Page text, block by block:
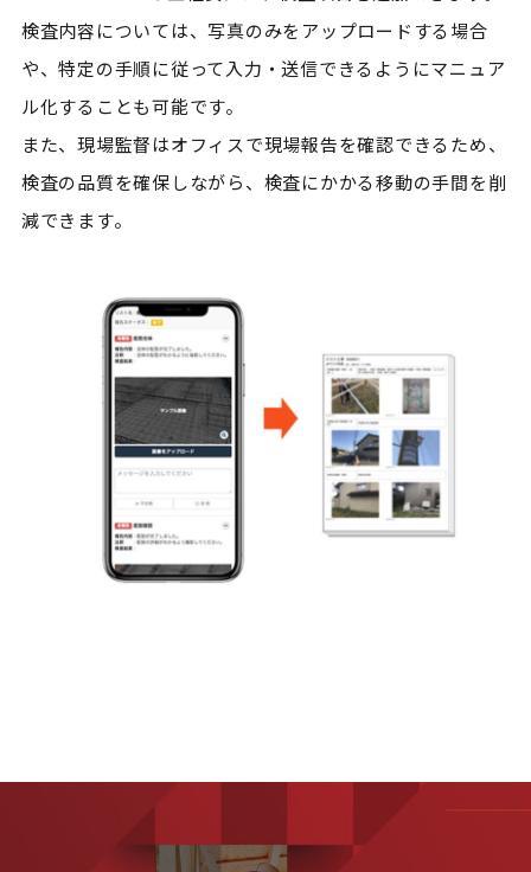
検査内容については、写真のみをアップロードする場合
や、特定の手順に従って入力・送信できるようにマニュア
ル化することも可能です。
また、現場監督はオフィスで現場報告を確認できるため、
検査の品質を確保しながら、検査にかかる移動の手間を削
減できます。